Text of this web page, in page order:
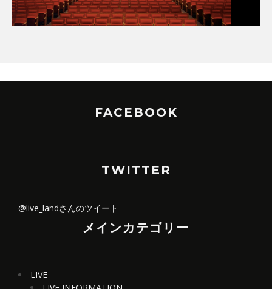
FACEBOOK
TWITTER
@live_landさんのツイート
メインカテゴリー
LIVE